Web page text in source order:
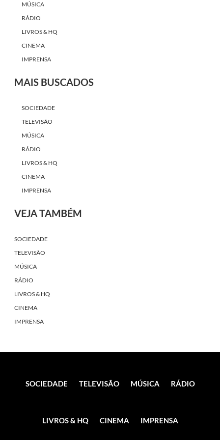
MÚSICA
RÁDIO
LIVROS & HQ
CINEMA
IMPRENSA
MAIS BUSCADOS
SOCIEDADE
TELEVISÃO
MÚSICA
RÁDIO
LIVROS & HQ
CINEMA
IMPRENSA
VEJA TAMBÉM
SOCIEDADE
TELEVISÃO
MÚSICA
RÁDIO
LIVROS & HQ
CINEMA
IMPRENSA
SOCIEDADE TELEVISÃO MÚSICA RÁDIO
LIVROS & HQ CINEMA IMPRENSA